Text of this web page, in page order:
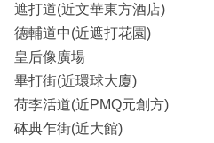
遮打道(近文華東方酒店)
德輔道中(近遮打花園)
皇后像廣場
畢打街(近環球大廈)
荷李活道(近PMQ元創方)
砵典乍街(近大館)